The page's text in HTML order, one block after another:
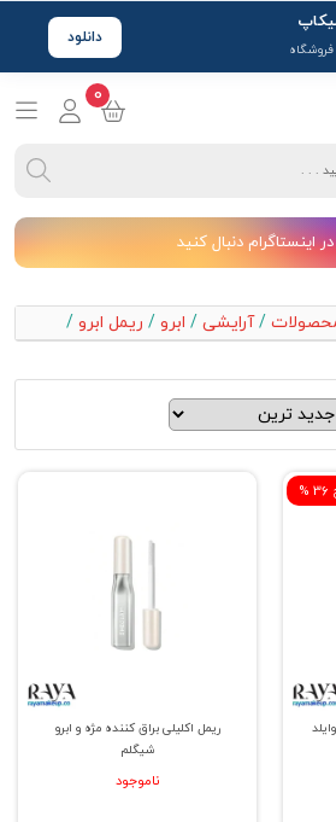
دانلود
0
در اینستاگرام دنبال کنید
/آرایشی / ابرو / ریمل ابرو /
ریمل اکلیلی براق کننده مژه و ابرو
شیگلم
ناموجود